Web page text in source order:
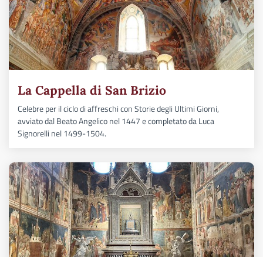
La Cappella di San Brizio
Celebre per il ciclo di affreschi con Storie degli Ultimi Giorni,
avviato dal Beato Angelico nel 1447 e completato da Luca
Signorelli nel 1499-1504.